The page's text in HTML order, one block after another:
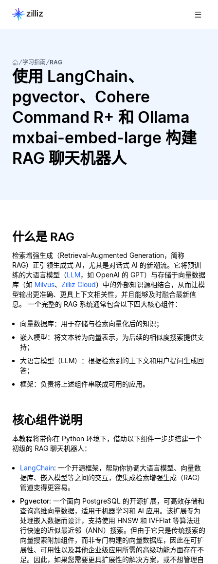
学习指南 RAG
使用 LangChain、
pgvector、Cohere
Command R+ 和 Ollama
mxbai-embed-large 构建
RAG 聊天机器人
什么是 RAG
检索增强生成（Retrieval-Augmented Generation，简称
RAG）正引领生成式 AI，尤其是对话式 AI 的新潮流。它将预训
练的大语言模型（LLM，如 OpenAI 的 GPT）与存储于向量数据
库（如 Milvus、 Zilliz Cloud）中的外部知识源相结合，从而让模
型输出更准确、更具上下文相关性，并且能够及时融合最新信
息。 一个完整的 RAG 系统通常包含以下四大核心组件：
向量数据库：用于存储与检索向量化后的知识；
嵌入模型：将文本转为向量表示，为后续的相似度搜索提供支
持；
大语言模型（LLM）：根据检索到的上下文和用户提问生成回
答；
框架：负责将上述组件串联成可用的应用。
核心组件说明
本教程将带你在 Python 环境下，借助以下组件一步步搭建一个
初级的 RAG 聊天机器人：
LangChain: 一个开源框架，帮助你协调大语言模型、向量数
据库、嵌入模型等之间的交互，使集成检索增强生成（RAG）
管道变得更容易。
Pgvector: 一个面向 PostgreSQL 的开源扩展，可高效存储和
查询高维向量数据，适用于机器学习和 AI 应用。该扩展专为
处理嵌入数据而设计，支持使用 HNSW 和 IVFFlat 等算法进
行快速的近似最近邻（ANN）搜索。但由于它只是传统搜索的
向量搜索附加组件，而非专门构建的向量数据库，因此在可扩
展性、可用性以及其他企业级应用所需的高级功能方面存在不
足。因此，如果您需要更具扩展性的解决方案，或不想管理自